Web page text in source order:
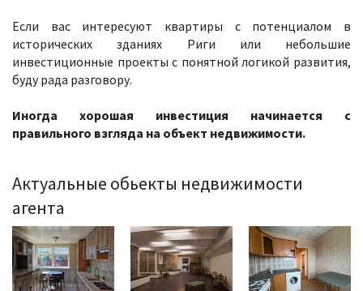
Если вас интересуют квартиры с потенциалом в
исторических зданиях Риги или небольшие
инвестиционные проекты с понятной логикой развития,
буду рада разговору.
Иногда хорошая инвестиция начинается с
правильного взгляда на объект недвижимости.
Актуальные обьекты недвижимости
агента